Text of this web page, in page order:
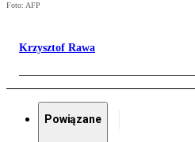
Foto: AFP
Krzysztof Rawa
Powiązane